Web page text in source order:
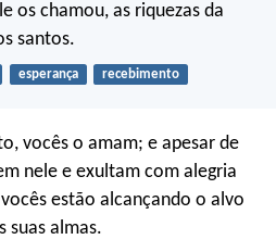
os chamou, as riquezas da
santos.
esperança recebimento
vocês o amam; e apesar de
nele e exultam com alegria
estão alcançando o alvo
suas almas.